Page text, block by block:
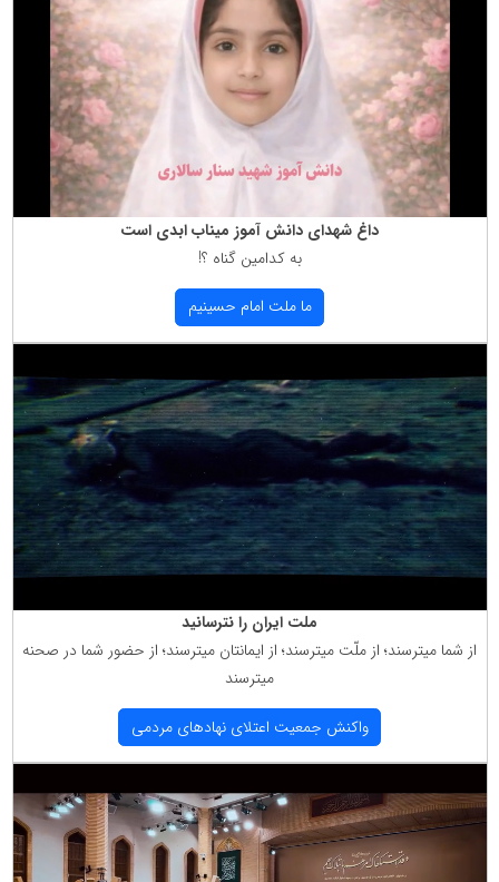
داغ شهدای دانش آموز میناب ابدی است
به كدامین گناه ؟!
ما ملت امام حسینیم
ملت ایران را نترسانید
از شما میترسند؛ از ملّت میترسند؛ از ایمانتان میترسند؛ از حضور شما در صحنه
میترسند
واكنش جمعیت اعتلای نهادهای مردمی